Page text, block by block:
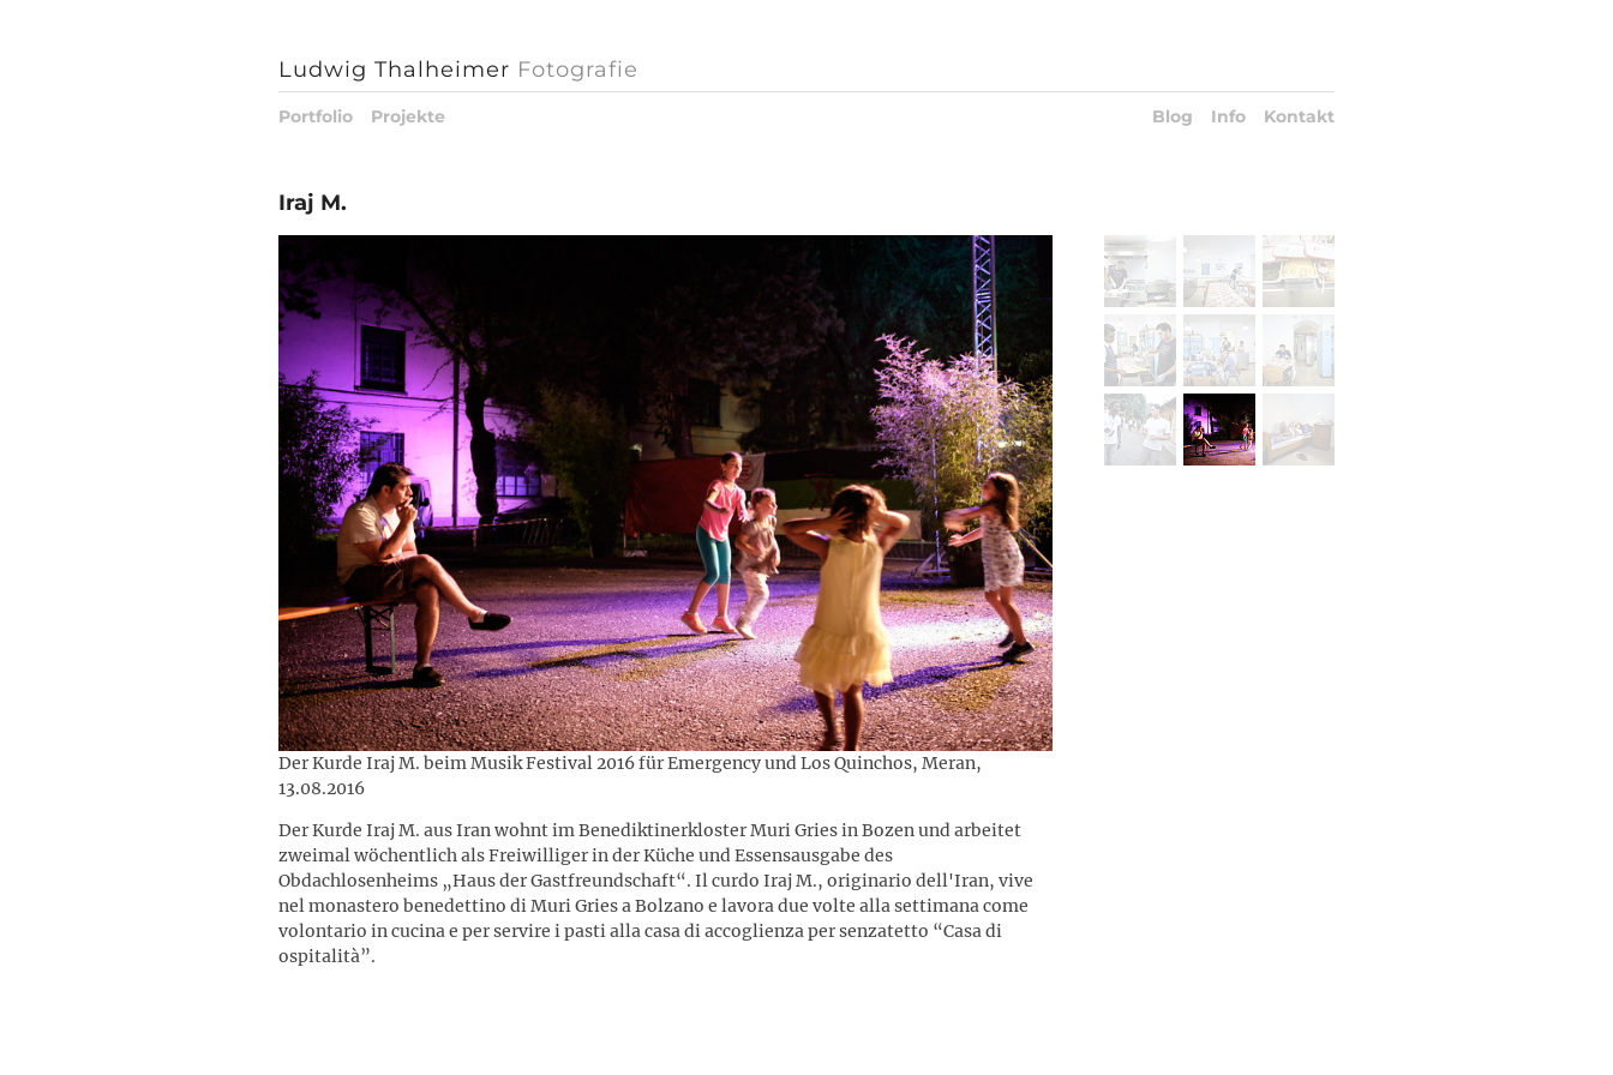
Ludwig Thalheimer Fotografie
Portfolio Projekte Blog Info Kontakt
Iraj M.
Der Kurde Iraj M. beim Musik Festival 2016 für Emergency und Los Quinchos, Meran,
13.08.2016
Der Kurde Iraj M. aus Iran wohnt im Benediktinerkloster Muri Gries in Bozen und arbeitet
zweimal wöchentlich als Freiwilliger in der Küche und Essensausgabe des
Obdachlosenheims „Haus der Gastfreundschaft“. Il curdo Iraj M., originario dell'Iran, vive
nel monastero benedettino di Muri Gries a Bolzano e lavora due volte alla settimana come
volontario in cucina e per servire i pasti alla casa di accoglienza per senzatetto “Casa di
ospitalità”.